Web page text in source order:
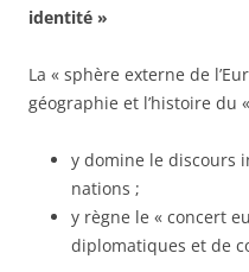
identité »
La « sphère externe de
géographie et l’histoire du
y domine le discours
nations ;
y règne le « concert
diplomatiques et de